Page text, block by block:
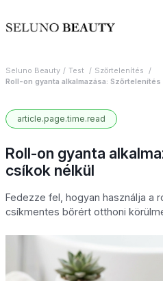
Seluno Beauty Test
Szőrtelenítés
Roll-on gyanta alkalmazása:
article.page.time.read
Roll-on gyanta
csíkok nélkül
Fedezze fel, hogyan használja a
csíkmentes bőrért otthoni